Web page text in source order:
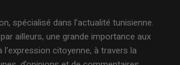
spécialisé dans l’actualité tunisienne.
ailleurs, une grande importance aux
l’expression citoyenne, à travers la